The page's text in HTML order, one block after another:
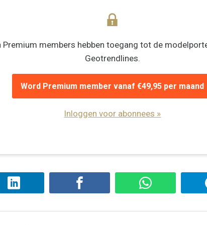
Premium members hebben toegang tot de
Geotrendlines.
Word Premium member vanaf €49,95 per maand
Inloggen voor abonnees »